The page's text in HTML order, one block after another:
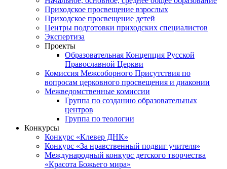
Приходское просвещение взрослых
Приходское просвещение детей
Центры подготовки приходских специалистов
Экспертиза
Проекты
Образовательная Концепция Русской
Православной Церкви
Комиссия Межсоборного Присутствия по
вопросам церковного просвещения и диаконии
Межведомственные комиссии
Группа по созданию образовательных
центров
Группа по теологии
Конкурсы
Конкурс «Клевер ДНК»
Конкурс «За нравственный подвиг учителя»
Международный конкурс детского творчества
«Красота Божьего мира»